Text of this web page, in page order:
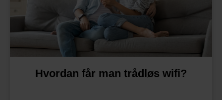
Hvordan får man trådløs wifi?